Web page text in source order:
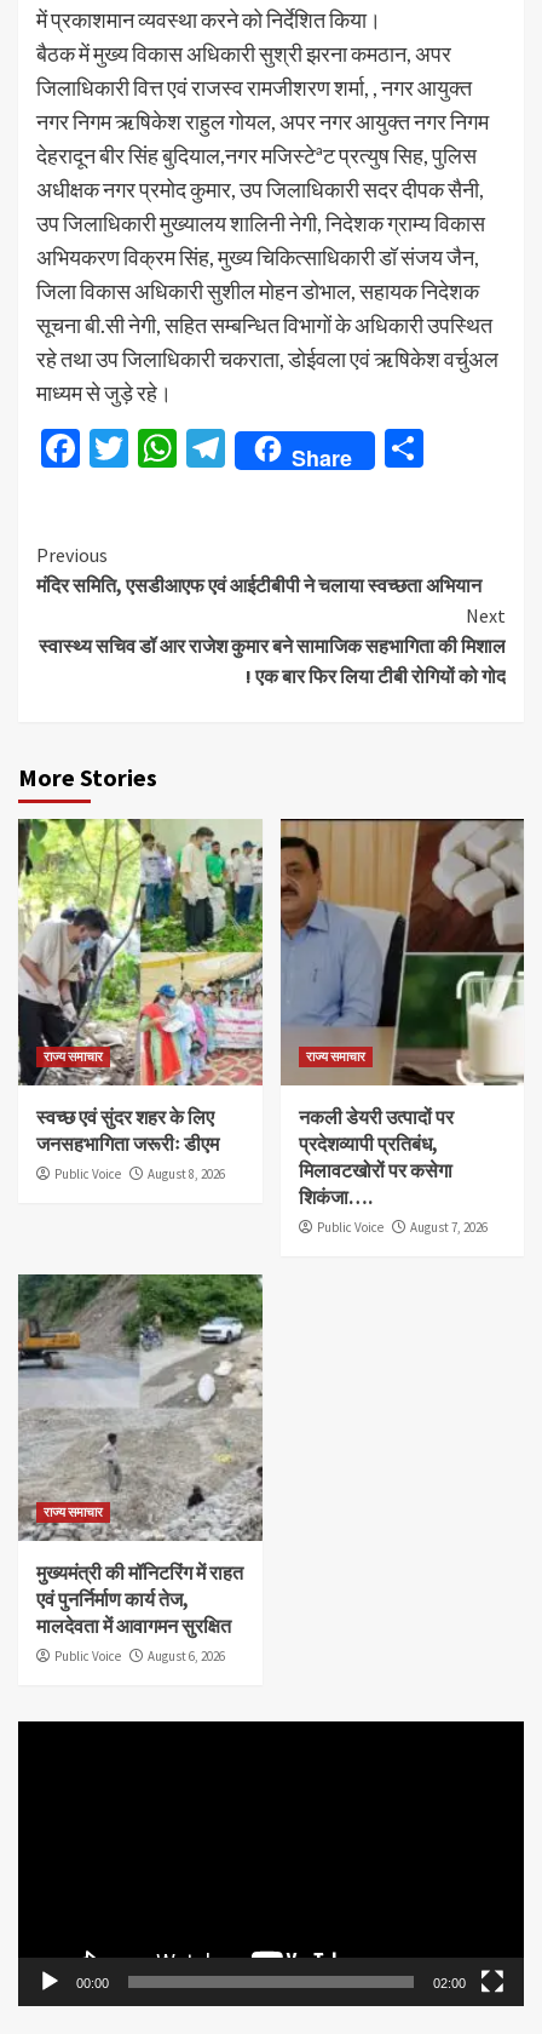
में प्रकाशमान व्यवस्था करने को निर्देशित किया।
बैठक में मुख्य विकास अधिकारी सुश्री झरना कमठान, अपर
जिलाधिकारी वित्त एवं राजस्व रामजीशरण शर्मा, , नगर आयुक्त
नगर निगम ऋषिकेश राहुल गोयल, अपर नगर आयुक्त नगर निगम
देहरादून बीर सिंह बुदियाल,नगर मजिस्टेªट प्रत्युष सिह, पुलिस
अधीक्षक नगर प्रमोद कुमार, उप जिलाधिकारी सदर दीपक सैनी,
उप जिलाधिकारी मुख्यालय शालिनी नेगी, निदेशक ग्राम्य विकास
अभियकरण विक्रम सिंह, मुख्य चिकित्साधिकारी डॉ संजय जैन,
जिला विकास अधिकारी सुशील मोहन डोभाल, सहायक निदेशक
सूचना बी.सी नेगी, सहित सम्बन्धित विभागों के अधिकारी उपस्थित
रहे तथा उप जिलाधिकारी चकराता, डोईवला एवं ऋषिकेश वर्चुअल
माध्यम से जुड़े रहे।
Facebook
TwitterWhatsApp
Telegram
Share
Continue
Reading
Previous
मंदिर समिति, एसडीआएफ एवं आईटीबीपी ने चलाया स्वच्छता अभियान
Next
स्वास्थ्य सचिव डॉ आर राजेश कुमार बने सामाजिक सहभागिता की मिशाल
! एक बार फिर लिया टीबी रोगियों को गोद
More Stories
राज्य समाचार
स्वच्छ एवं सुंदर शहर के लिए
जनसहभागिता जरूरीः डीएम
Public Voice August 8, 2026
राज्य समाचार
नकली डेयरी उत्पादों पर
प्रदेशव्यापी प्रतिबंध,
मिलावटखोरों पर कसेगा
शिकंजा….
Public Voice August 7, 2026
राज्य समाचार
मुख्यमंत्री की मॉनिटरिंग में राहत
एवं पुनर्निर्माण कार्य तेज,
मालदेवता में आवागमन सुरक्षित
Public Voice August 6, 2026
00:00 02:00